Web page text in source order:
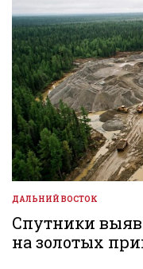
ОПУБЛИКОВАНО
В
ДАЛЬНИЙ ВОСТОК
Спутники
на золотых